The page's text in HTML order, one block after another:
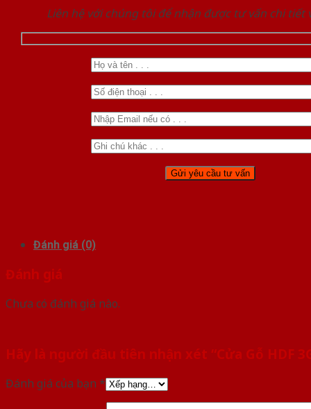
Liên hệ với chúng tôi để nhận được tư vấn chi tiết
Đánh giá (0)
Đánh giá
Chưa có đánh giá nào.
Hãy là người đầu tiên nhận xét “Cửa Gỗ HDF
Đánh giá của bạn *